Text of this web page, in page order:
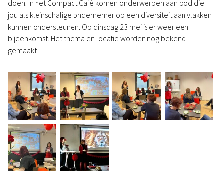
doen. In het Compact Café komen onderwerpen aan bod die
jou als kleinschalige ondernemer op een diversiteit aan vlakken
kunnen ondersteunen. Op dinsdag 23 mei is er weer een
bijeenkomst. Het thema en locatie worden nog bekend
gemaakt.